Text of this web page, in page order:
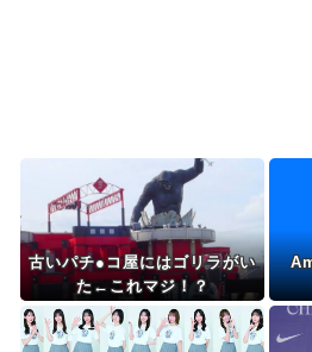
古いパチ●コ屋にはゴリラがい
た←これマジ！？